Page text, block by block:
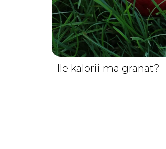
Ile kalorii ma granat?